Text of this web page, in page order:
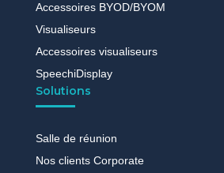
Accessoires BYOD/BYOM
Visualiseurs
Accessoires visualiseurs
SpeechiDisplay
Solutions
Salle de réunion
Nos clients Corporate